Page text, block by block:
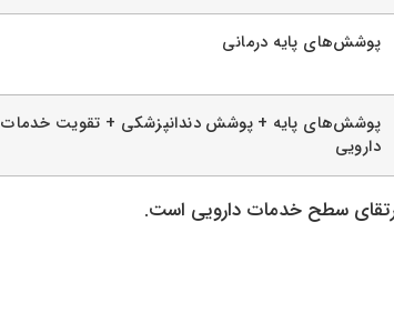
پوشش‌های پایه درمانی
پوشش‌های پایه + پوشش دندانپزشکی + تقویت خدمات
دارویی
سطح خدمات دارویی است.